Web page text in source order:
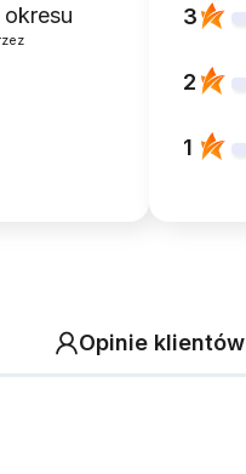
okresu 3
2
1
Opinie klientów